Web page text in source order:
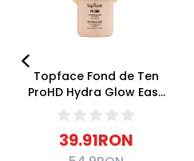
Topface Fond de Ten
ProHD Hydra Glow Easy
Drop 001 Alabaster 30g
39.91RON